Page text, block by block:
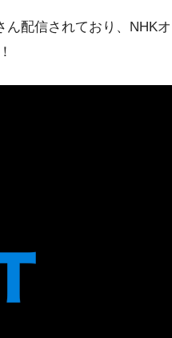
配信されており、NHKオ